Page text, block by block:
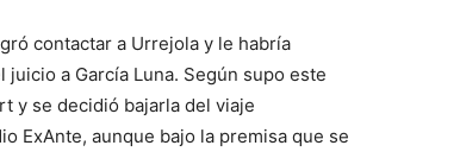
contactar a Urrejola y le habría
a García Luna. Según supo este
y se decidió bajarla del viaje
ExAnte, aunque bajo la premisa que se